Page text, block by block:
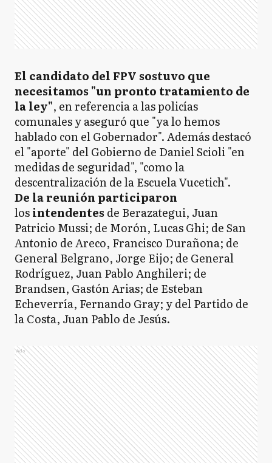
El candidato del FPV sostuvo que
necesitamos "un pronto tratamiento de
la ley", en referencia a las policías
comunales y aseguró que "ya lo hemos
hablado con el Gobernador". Además destacó
el "aporte" del Gobierno de Daniel Scioli "en
medidas de seguridad", "como la
descentralización de la Escuela Vucetich".
De la reunión participaron
losintendentes de Berazategui, Juan
Patricio Mussi; de Morón, Lucas Ghi; de San
Antonio de Areco, Francisco Durañona; de
General Belgrano, Jorge Eijo; de General
Rodríguez, Juan Pablo Anghileri; de
Brandsen, Gastón Arias; de Esteban
Echeverría, Fernando Gray; y del Partido de
la Costa, Juan Pablo de Jesús.
Ads